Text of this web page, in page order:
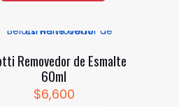
Removedor de Esmalte
60ml
$6,600